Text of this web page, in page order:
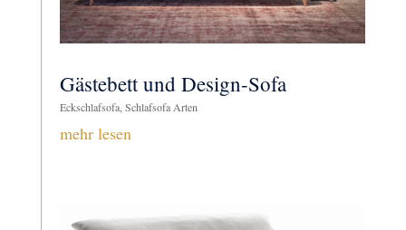
Gästebett und Design-Sofa
Eckschlafsofa, Schlafsofa Arten
mehr lesen